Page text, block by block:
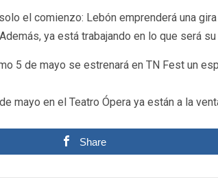
el comienzo: Lebón emprenderá una
ya está trabajando en lo que será
5 de mayo se estrenará en TN Fest un
mayo en el Teatro Ópera ya están a la
Share